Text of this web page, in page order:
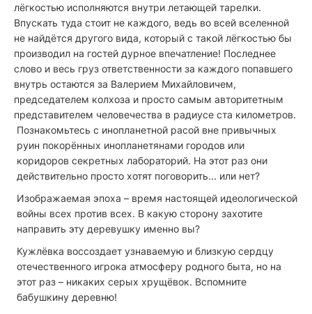
лёгкостью исполняются внутри летающей тарелки.
Впускать туда стоит не каждого, ведь во всей вселенной
не найдётся другого вида, который с такой лёгкостью бы
производил на гостей дурное впечатление! Последнее
слово и весь груз ответственности за каждого попавшего
внутрь остаются за Валерием Михайловичем,
председателем колхоза и просто самым авторитетным
представителем человечества в радиусе ста километров.
Познакомьтесь с инопланетной расой вне привычных
руин покорённых инопланетянами городов или
коридоров секретных лабораторий. На этот раз они
действительно просто хотят поговорить... или нет?
Изображаемая эпоха – время настоящей идеологической
войны всех против всех. В какую сторону захотите
направить эту деревушку именно вы?
Кужлёвка воссоздает узнаваемую и близкую сердцу
отечественного игрока атмосферу родного быта, но на
этот раз – никаких серых хрущёвок. Вспомните
бабушкину деревню!